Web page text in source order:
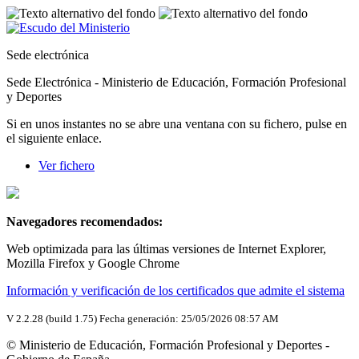
Sede electrónica
Sede Electrónica - Ministerio de Educación, Formación Profesional
y Deportes
Si en unos instantes no se abre una ventana con su fichero, pulse en
el siguiente enlace.
Ver fichero
Navegadores recomendados:
Web optimizada para las últimas versiones de Internet Explorer,
Mozilla Firefox y Google Chrome
Información y verificación de los certificados que admite el sistema
V 2.2.28 (build 1.75) Fecha generación: 25/05/2026 08:57 AM
© Ministerio de Educación, Formación Profesional y Deportes -